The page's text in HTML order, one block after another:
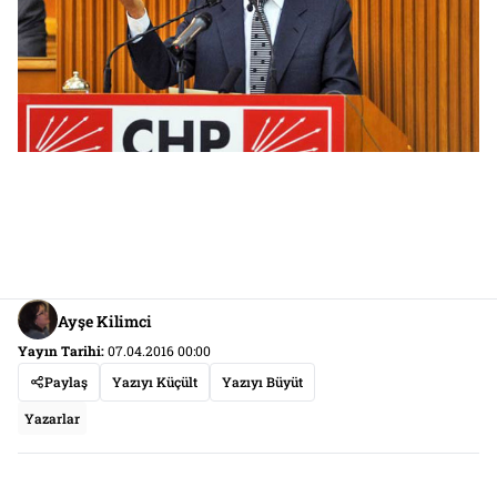
Ayşe Kilimci
Yayın Tarihi:07.04.2016 00:00
Paylaş
Yazıyı Küçült Yazıyı Büyüt
Yazarlar